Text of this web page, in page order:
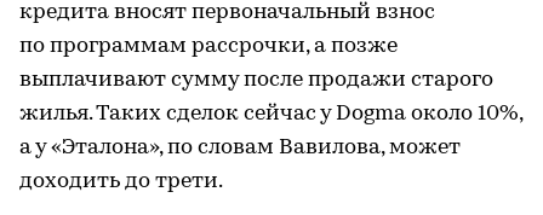
кредита вносят первоначальный взнос
по программам рассрочки, а позже
выплачивают сумму после продажи старого
жилья. Таких сделок сейчас у Dogma около 10%,
а у «Эталона», по словам Вавилова, может
доходить до трети.